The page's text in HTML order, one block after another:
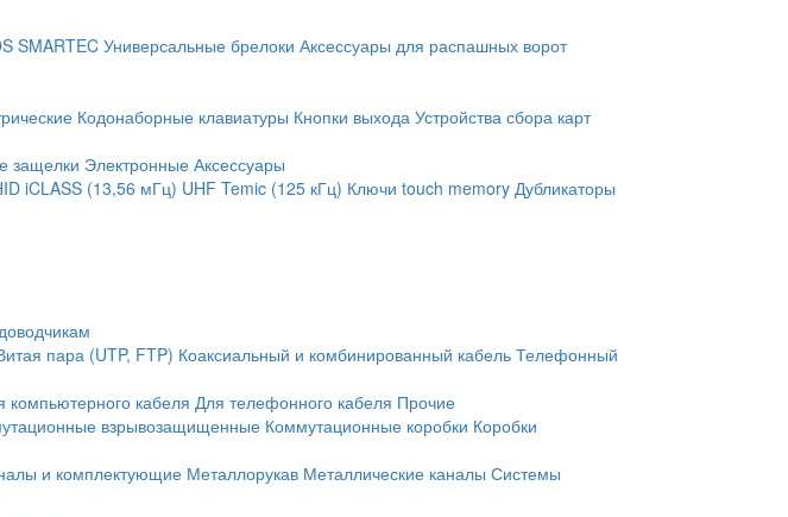
SMARTEC Универсальные брелоки Аксессуары для распашных ворот
Кодонаборные клавиатуры Кнопки выхода Устройства сбора карт
защелки Электронные Аксессуары
iCLASS (13,56 мГц) UHF Temic (125 кГц) Ключи touch memory Дубликаторы
пара (UTP, FTP) Коаксиальный и комбинированный кабель Телефонный
компьютерного кабеля Для телефонного кабеля Прочие
взрывозащищенные Коммутационные коробки Коробки
и комплектующие Металлорукав Металлические каналы Системы